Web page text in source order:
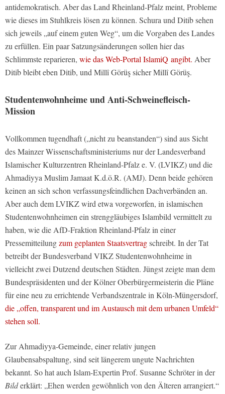
antidemokratisch. Aber das Land Rheinland-Pfalz meint, Probleme
wie dieses im Stuhlkreis lösen zu können. Schura und Ditib sehen
sich jeweils „auf einem guten Weg“, um die Vorgaben des Landes
zu erfüllen. Ein paar Satzungsänderungen sollen hier das
Schlimmste reparieren, wie das Web-Portal IslamiQ angibt. Aber
Ditib bleibt eben Ditib, und Millî Görüş sicher Millî Görüş.
Studentenwohnheime und Anti-Schweinefleisch-
Mission
Vollkommen tugendhaft („nicht zu beanstanden“) sind aus Sicht
des Mainzer Wissenschaftsministeriums nur der Landesverband
Islamischer Kulturzentren Rheinland-Pfalz e. V. (LVIKZ) und die
Ahmadiyya Muslim Jamaat K.d.ö.R. (AMJ). Denn beide gehören
keinen an sich schon verfassungsfeindlichen Dachverbänden an.
Aber auch dem LVIKZ wird etwa vorgeworfen, in islamischen
Studentenwohnheimen ein strenggläubiges Islambild vermittelt zu
haben, wie die AfD-Fraktion Rheinland-Pfalz in einer
Pressemitteilungzum geplanten Staatsvertragschreibt. In der Tat
betreibt der Bundesverband VIKZ Studentenwohnheime in
vielleicht zwei Dutzend deutschen Städten. Jüngst zeigte man dem
Bundespräsidenten und der Kölner Oberbürgermeisterin die Pläne
für eine neu zu errichtende Verbandszentrale in Köln-Müngersdorf,
die „offen, transparent und im Austausch mit dem urbanen Umfeld“
stehen soll.
Zur Ahmadiyya-Gemeinde, einer relativ jungen
Glaubensabspaltung, sind seit längerem ungute Nachrichten
bekannt. So hat auch Islam-Expertin Prof. Susanne Schröter in der
Bilderklärt: „Ehen werden gewöhnlich von den Älteren arrangiert.“